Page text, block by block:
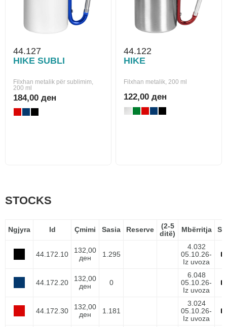
44.127
HIKE SUBLI
Filxhan metalik për sublimim,
200 ml
184,00 ден
44.122
HIKE
Filxhan metalik, 200 ml
122,00 ден
STOCKS
Ngjyra Id Çmimi Sasia Reserve
(2-5
ditë)
Mbërritja
44.172.10
132,00
ден
1.295
4.032
05.10.26-
Iz uvoza
44.172.20
132,00
ден
0
6.048
05.10.26-
Iz uvoza
44.172.30
132,00
ден
1.181
3.024
05.10.26-
Iz uvoza